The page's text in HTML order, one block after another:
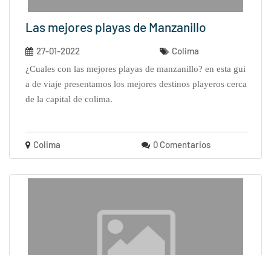
Las mejores playas de Manzanillo
27-01-2022 Colima
¿cuales con las mejores playas de manzanillo? en esta gui
a de viaje presentamos los mejores destinos playeros cerca
de la capital de colima.
Colima 0 Comentarios